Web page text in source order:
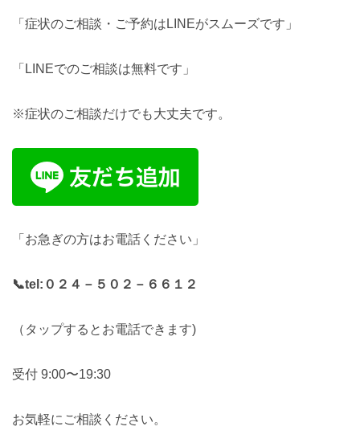
「症状のご相談・ご予約はLINEがスムーズです」
「LINEでのご相談は無料です」
※症状のご相談だけでも大丈夫です。
「お急ぎの方はお電話ください」
📞tel: ０２４－５０２－６６１２
（タップするとお電話できます)
受付 9:00〜19:30
お気軽にご相談ください。